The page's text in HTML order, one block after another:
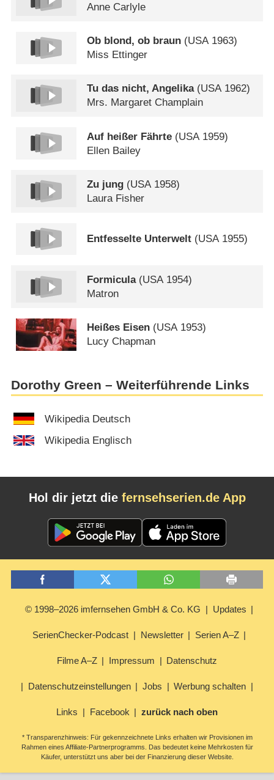
Anne Carlyle
Ob blond, ob braun (USA1963)
Miss Ettinger
Tu das nicht, Angelika(USA1962)
Mrs. Margaret Champlain
Auf heißer Fährte (USA 1959)
Ellen Bailey
Zu jung (USA 1958)
Laura Fisher
Entfesselte Unterwelt (USA1955)
Formicula(USA1954)
Matron
Heißes Eisen (USA1953)
Lucy Chapman
Dorothy Green – Weiterführende Links
Wikipedia Deutsch
Wikipedia Englisch
Hol dir jetzt die fernsehserien.de App
© 1998–2026 imfernsehen GmbH & Co. KG Updates
SerienChecker-Podcast Newsletter Serien A–Z
Filme A–Z Impressum Datenschutz
Datenschutzeinstellungen Jobs Werbung schalten
Links Facebook zurück nach oben
* Transparenzhinweis: Für gekennzeichnete Links erhalten wir Provisionen im
Rahmen eines Affiliate-Partnerprogramms. Das bedeutet keine Mehrkosten für
Käufer, unterstützt uns aber bei der Finanzierung dieser Website.